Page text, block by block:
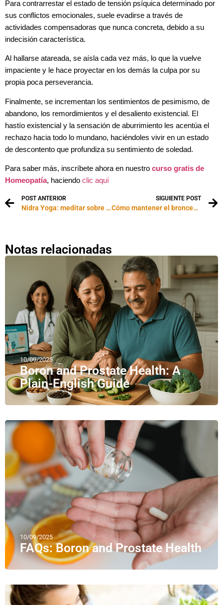
Para contrarrestar el estado de tensión psíquica determinado por
sus conflictos emocionales, suele evadirse a través de
actividades compensadoras que nunca concreta, debido a su
indecisión característica.
Al hallarse atareada, se aísla cada vez más, lo que la vuelve
impaciente y le hace proyectar en los demás la culpa por su
propia poca perseverancia.
Finalmente, se incrementan los sentimientos de pesimismo, de
abandono, los remordimientos y el desaliento existencial. El
hastío existencial y la sensación de aburrimiento les acentúa el
rechazo hacia todo lo mundano, haciéndoles vivir en un estado
de descontento que profundiza su sentimiento de soledad.
Para saber más, inscríbete ahora en nuestro curso gratis de
Homeopatía, haciendo clic aquí
POST ANTERIOR
Nidra Yoga: meditar sobre el alma
SIGUIENTE POST
Cómo mantener el bronceado
Notas relacionadas
10/09/2025
Boron and Prostate Health: A
Plain-English Guide
10/09/2025
FAQs: Boron and Prostate Health